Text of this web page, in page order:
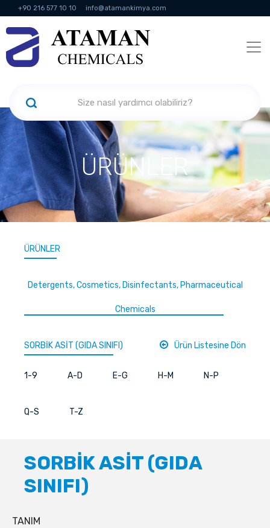
+90 216 577 10 10 info@atamankimya.com
KVKK Politikası Bilgi Toplumu Hizmetleri
ÜRÜNLER
ÜRÜNLER
Detergents, Cosmetics, Disinfectants, Pharmaceutical
Chemicals
SORBİK ASİT (GIDA SINIFI) Ürün Listesine Dön
1-9 A-D E-G H-M N-P
Q-S T-Z
SORBİK ASİT (GIDA
SINIFI)
TANIM